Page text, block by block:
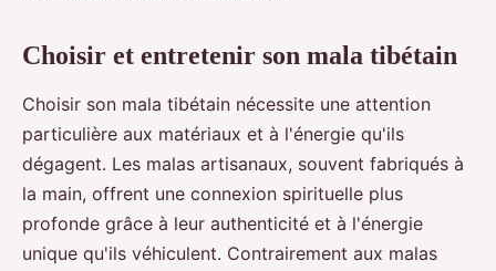
Choisir et entretenir son mala tibétain
Choisir son mala tibétain nécessite une attention
particulière aux matériaux et à l'énergie qu'ils
dégagent. Les malas artisanaux, souvent fabriqués à
la main, offrent une connexion spirituelle plus
profonde grâce à leur authenticité et à l'énergie
unique qu'ils véhiculent. Contrairement aux malas